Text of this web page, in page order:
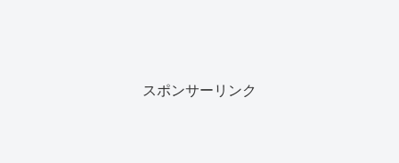
スポンサーリンク